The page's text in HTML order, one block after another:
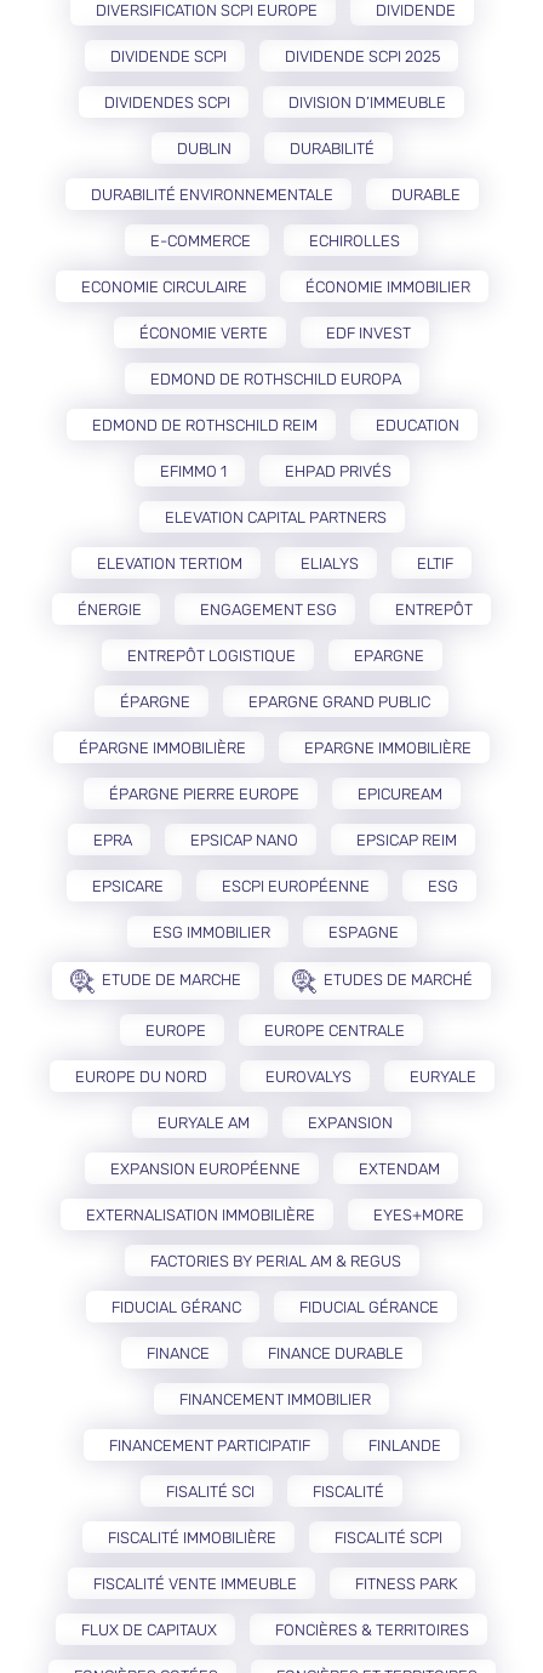
DIVERSIFICATION SCPI EUROPE DIVIDENDE
DIVIDENDE SCPI DIVIDENDE SCPI 2025
DIVIDENDES SCPI DIVISION D’IMMEUBLE
DUBLIN DURABILITÉ
DURABILITÉ ENVIRONNEMENTALE DURABLE
E-COMMERCE ECHIROLLES
ECONOMIE CIRCULAIRE ÉCONOMIE IMMOBILIER
ÉCONOMIE VERTE EDF INVEST
EDMOND DE ROTHSCHILD EUROPA
EDMOND DE ROTHSCHILD REIM EDUCATION
EFIMMO 1 EHPAD PRIVÉS
ELEVATION CAPITAL PARTNERS
ELEVATION TERTIOM ELIALYS ELTIF
ÉNERGIE ENGAGEMENT ESG ENTREPÔT
ENTREPÔT LOGISTIQUE EPARGNE
ÉPARGNE EPARGNE GRAND PUBLIC
ÉPARGNE IMMOBILIÈRE EPARGNE IMMOBILIÈRE
ÉPARGNE PIERRE EUROPE EPICUREAM
EPRA EPSICAP NANO EPSICAP REIM
EPSICARE ESCPI EUROPÉENNE ESG
ESG IMMOBILIER ESPAGNE
ETUDE DE MARCHE ETUDES DE MARCHÉ
EUROPE EUROPE CENTRALE
EUROPE DU NORD EUROVALYS EURYALE
EURYALE AM EXPANSION
EXPANSION EUROPÉENNE EXTENDAM
EXTERNALISATION IMMOBILIÈRE EYES+MORE
FACTORIES BY PERIAL AM & REGUS
FIDUCIAL GÉRANC FIDUCIAL GÉRANCE
FINANCE FINANCE DURABLE
FINANCEMENT IMMOBILIER
FINANCEMENT PARTICIPATIF FINLANDE
FISALITÉ SCI FISCALITÉ
FISCALITÉ IMMOBILIÈRE FISCALITÉ SCPI
FISCALITÉ VENTE IMMEUBLE FITNESS PARK
FLUX DE CAPITAUX FONCIÈRES & TERRITOIRES